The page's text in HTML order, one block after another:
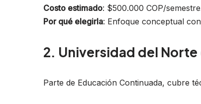
Costo estimado: $500.000 COP/
Por qué elegirla: Enfoque conceptual
2. Universidad del
Parte de Educación Continuada, cubre